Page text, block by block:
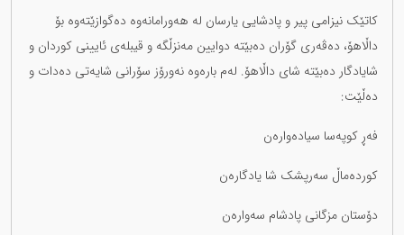
کاتێک نیزامی پیر و پادشایی یارسان لە هەورامانەوە دەگوازێتەوە بۆ
داڵاهۆ، دەڤەری گۆران دەبێتە دوایین مەنزڵگە و قیبلەی ئایینی کوردان و
شایادگار دەبێتە شای داڵاهۆ. لەم بارەوە نەورۆز سۆرانی شایەتی دەدات و
دەڵێت:
فەڕ کوپەسا سیادەوارەن
کوردەماڵ سەرپشک شا یادگارەن
دۆستان مزگانی پادشام سەوارەن